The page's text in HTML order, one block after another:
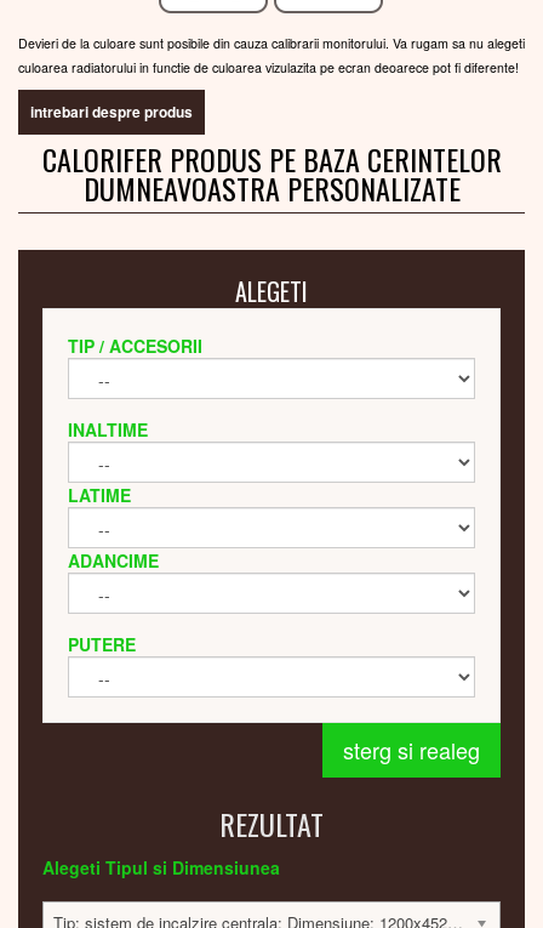
Devieri de la culoare sunt posibile din cauza calibrarii monitorului. Va rugam sa nu alegeti
culoarea radiatorului in functie de culoarea vizulazita pe ecran deoarece pot fi diferente!
intrebari despre produs
CALORIFER PRODUS PE BAZA CERINTELOR
DUMNEAVOASTRA PERSONALIZATE
ALEGETI
TIP / ACCESORII
INALTIME
LATIME
ADANCIME
PUTERE
sterg si realeg
REZULTAT
Alegeti Tipul si Dimensiunea
Tip: sistem de incalzire centrala; Dimensiune: 1200x452x40mm; 813 Watt; 15540 lei